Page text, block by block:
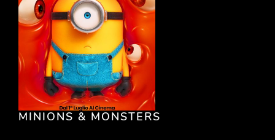
MINIONS & MONSTERS